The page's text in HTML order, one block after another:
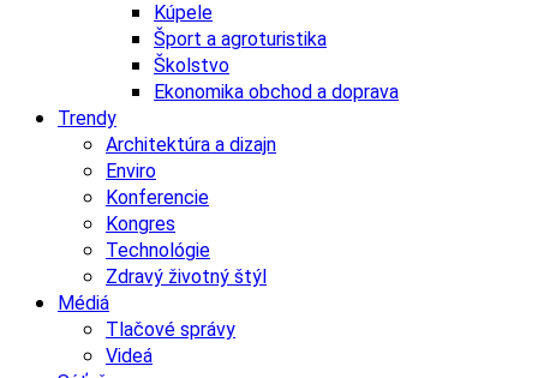
Kúpele
Šport a agroturistika
Školstvo
Ekonomika obchod a doprava
Trendy
Architektúra a dizajn
Enviro
Konferencie
Kongres
Technológie
Zdravý životný štýl
Médiá
Tlačové správy
Videá